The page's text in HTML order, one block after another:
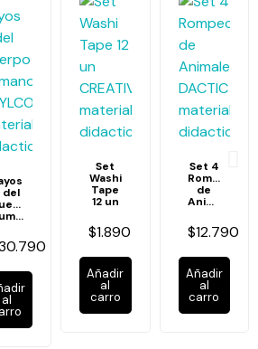
del
Humano
al
Set
Washi
Tape
12 un
$1.890
Añadir
al
carro
Set 4
de
Animales
$12.790
Añadir
al
carro